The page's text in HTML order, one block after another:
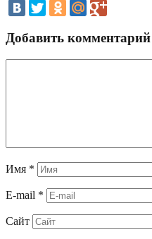
Добавить комментарий
Имя *
E-mail *
Сайт